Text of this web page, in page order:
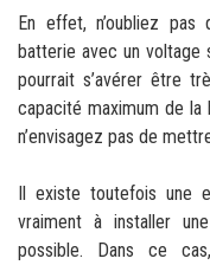
En effet, n’oubliez
batterie avec un voltage
pourrait s’avérer être
capacité maximum de
n’envisagez pas de
Il existe toutefois une
vraiment à installer
possible. Dans ce